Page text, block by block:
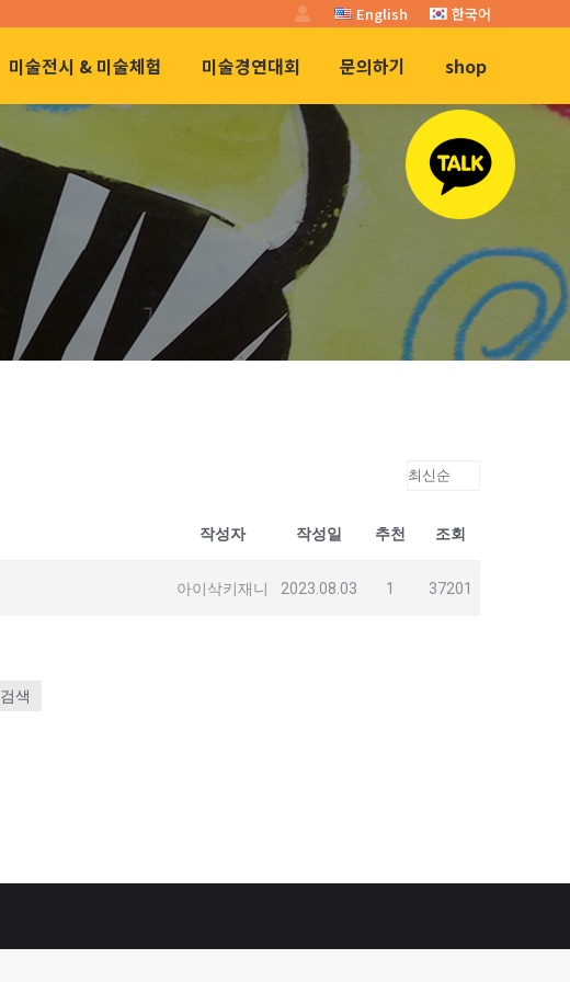
English 한국어
미술전시 & 미술체험 미술경연대회 문의하기 shop
작성자 작성일 추천 조회
아이삭키재니 2023.08.03 1 37201
검색